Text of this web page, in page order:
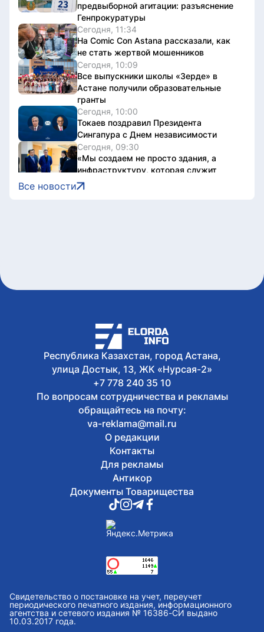
предвыборной агитации: разъяснение
Генпрокуратуры
Сегодня, 11:34
На Comic Con Astana рассказали, как
не стать жертвой мошенников
Сегодня, 10:09
Все выпускники школы «Зерде» в
Астане получили образовательные
гранты
Сегодня, 10:00
Токаев поздравил Президента
Сингапура с Днем независимости
Сегодня, 09:30
«Мы создаем не просто здания, а
инфраструктуру, которая служит
обществу»: Маулен Айманбетов о том,
что остается за кадром строительства
8 августа, 2026
8 августа, 2026
Второй день Comic Con Astana 2026
собрал порядка 18 тысяч гостей
Все новости
Республика Казахстан, город Астана,
улица Достык, 13, ЖК «Нурсая-2»
+7 778 240 35 10
По вопросам сотрудничества и рекламы
обращайтесь на почту:
va-reklama@mail.ru
О редакции
Контакты
Для рекламы
Антикор
Документы Товарищества
Свидетельство о постановке на учет, переучет
периодического печатного издания, информационного
агентства и сетевого издания № 16386-СИ выдано
10.03.2017 года.